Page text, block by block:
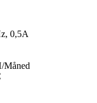
0,5A
Måned